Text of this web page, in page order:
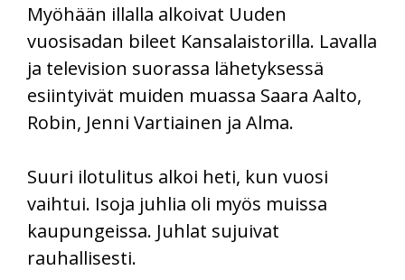
Myöhään illalla alkoivat Uuden
vuosisadan bileet Kansalaistorilla. Lavalla
ja television suorassa lähetyksessä
esiintyivät muiden muassa Saara Aalto,
Robin, Jenni Vartiainen ja Alma.
Suuri ilotulitus alkoi heti, kun vuosi
vaihtui. Isoja juhlia oli myös muissa
kaupungeissa. Juhlat sujuivat
rauhallisesti.